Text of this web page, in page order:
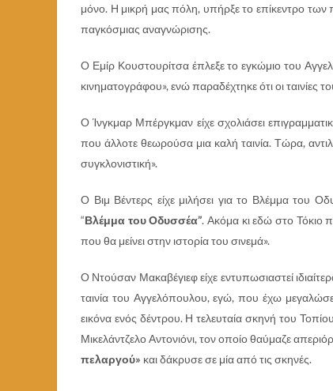
μόνο. Η μικρή μας πόλη, υπήρξε το επίκεντρο
παγκόσμιας αναγνώρισης.
Ο Εμίρ Κουστουρίτσα έπλεξε το εγκώμιο του
κινηματογράφου», ενώ παραδέχτηκε ότι οι ταινίες
Ο Ίνγκμαρ Μπέργκμαν είχε σχολιάσει
που άλλοτε θεωρούσα μια καλή ταινία. Τώρα,
συγκλονιστική».
Ο Βιμ Βέντερς είχε μιλήσει για το Βλέμμα του
“Βλέμμα του Οδυσσέα”. Ακόμα κι εδώ στο Τόκιο
που θα μείνει στην ιστορία του σινεμά».
Ο Ντούσαν Μακαβέγιεφ είχε εντυπωσιαστεί
ταινία του Αγγελόπουλου, εγώ, που έχω
εικόνα ενός δέντρου. Η τελευταία σκηνή του
Μικελάντζελο Αντονιόνι, τον οποίο θαύμαζε
πελαργού» και δάκρυσε σε μία από τις σκηνές.